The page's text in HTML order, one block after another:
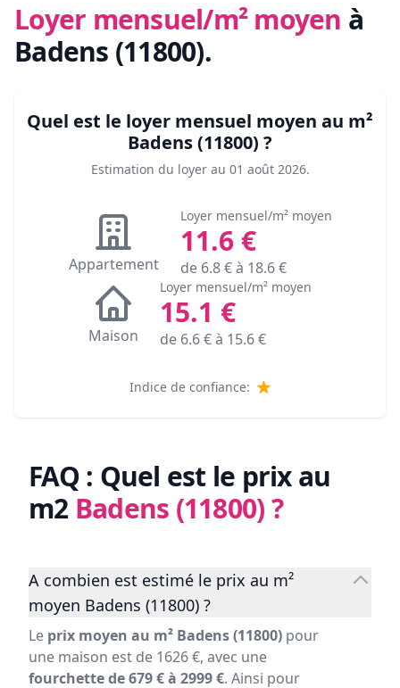
Loyer mensuel/m² moyen à
Badens (11800).
Quel est le loyer mensuel moyen au m²
Badens (11800) ?
Estimation du loyer au 01 août 2026.
Appartement
Loyer mensuel/m² moyen
11.6€
de 6.8€ à 18.6€
Maison
Loyer mensuel/m² moyen
15.1 €
de 6.6€ à 15.6€
Indice de confiance:
FAQ : Quel est le prix au
m2 Badens (11800)?
A combien est estimé le prix au m²
moyen Badens (11800) ?
Le prix moyen au m² Badens (11800) pour
une maison est de 1626 €, avec une
fourchette de 679 € à 2999 €. Ainsi pour